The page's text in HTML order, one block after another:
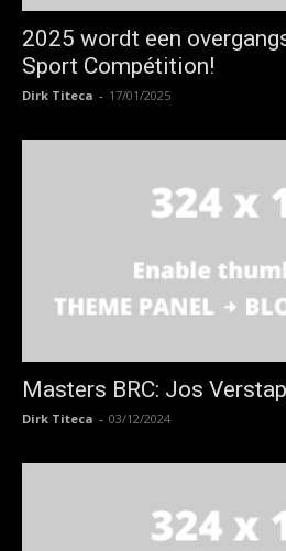
2025 wordt een
Sport Compétition!
Dirk Titeca - 17/01/2025
Masters BRC: Jos
Dirk Titeca - 03/12/2024